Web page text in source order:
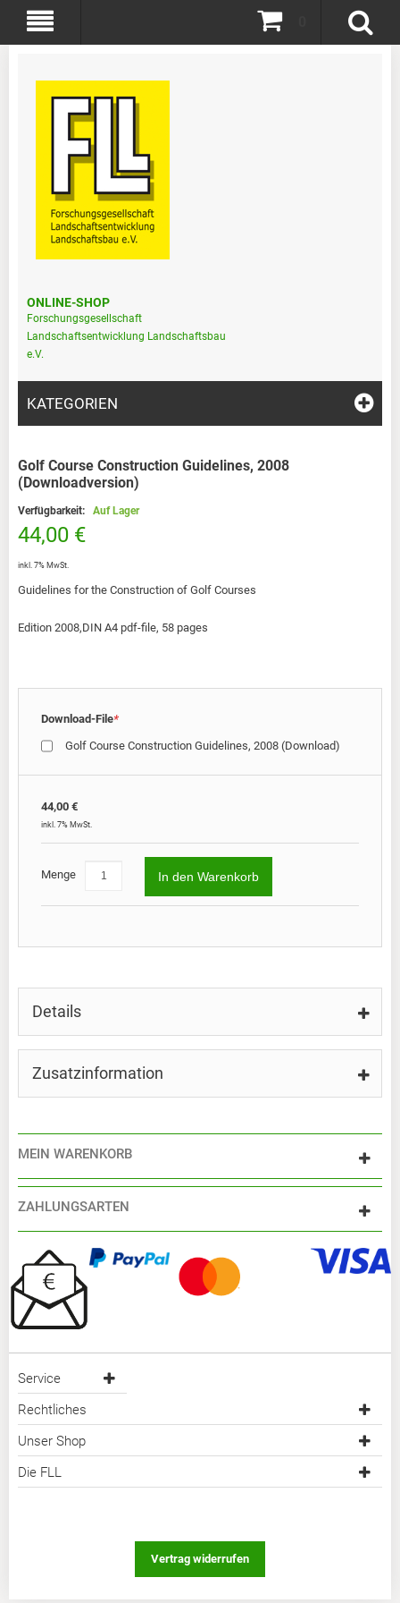
ONLINE-SHOP
Forschungsgesellschaft
Landschaftsentwicklung Landschaftsbau
e.V.
KATEGORIEN
Golf Course Construction Guidelines, 2008
(Downloadversion)
Verfügbarkeit: Auf Lager
44,00 €
inkl. 7% MwSt.
Guidelines for the Construction of Golf Courses
Edition 2008,DIN A4 pdf-file, 58 pages
*
Download-File
Golf Course Construction Guidelines, 2008 (Download)
44,00 €
inkl. 7% MwSt.
Menge In den Warenkorb
Details
Zusatzinformation
MEIN WARENKORB
ZAHLUNGSARTEN
Service
Rechtliches
Unser Shop
Die FLL
Vertrag widerrufen